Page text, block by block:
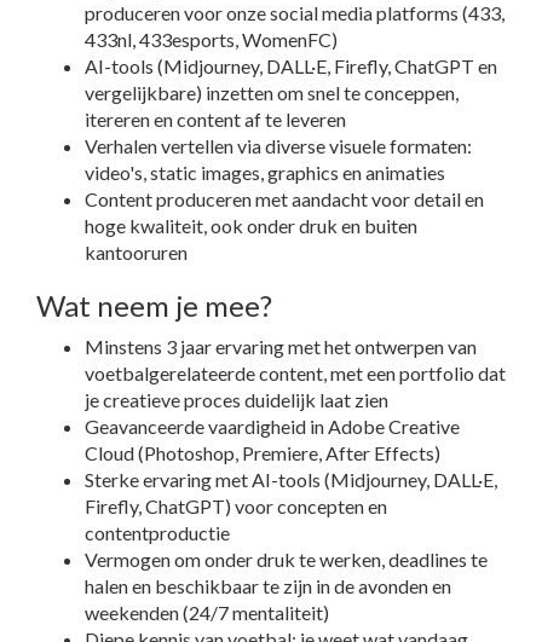
produceren voor onze social media platforms (433,
433nl, 433esports, WomenFC)
AI-tools (Midjourney, DALL·E, Firefly, ChatGPT en
vergelijkbare) inzetten om snel te conceppen,
itereren en content af te leveren
Verhalen vertellen via diverse visuele formaten:
video's, static images, graphics en animaties
Content produceren met aandacht voor detail en
hoge kwaliteit, ook onder druk en buiten
kantooruren
Wat neem je mee?
Minstens 3 jaar ervaring met het ontwerpen van
voetbalgerelateerde content, met een portfolio dat
je creatieve proces duidelijk laat zien
Geavanceerde vaardigheid in Adobe Creative
Cloud (Photoshop, Premiere, After Effects)
Sterke ervaring met AI-tools (Midjourney, DALL·E,
Firefly, ChatGPT) voor concepten en
contentproductie
Vermogen om onder druk te werken, deadlines te
halen en beschikbaar te zijn in de avonden en
weekenden (24/7 mentaliteit)